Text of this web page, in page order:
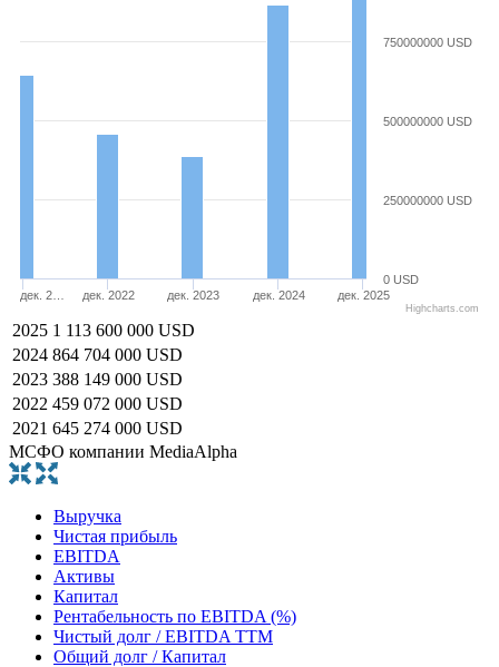
дек. 2… дек. 2022 дек. 2023 дек. 2024 дек. 2025
0 USD
250000000 USD
500000000 USD
750000000 USD
Highcharts.com
2025 1 113 600 000 USD
2024 864 704 000 USD
2023 388 149 000 USD
2022 459 072 000 USD
2021 645 274 000 USD
МСФО компании MediaAlpha
Выручка
Чистая прибыль
EBITDA
Активы
Капитал
Рентабельность по EBITDA (%)
Чистый долг / EBITDA TTM
Общий долг / Капитал